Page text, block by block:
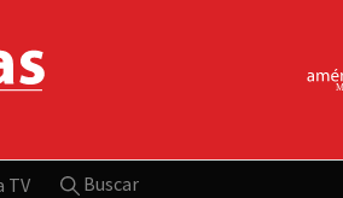
TV Buscar